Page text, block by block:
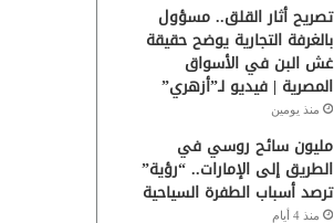
تصريح أثار القلق.. مسؤول
بالغرفة التجارية يوضح حقيقة
غش البن في الأسواق
المصرية | فيديو لـ”أزهري”
منذ يومين
مليون سائح روسي في
الطريق إلى الإمارات.. “رؤية”
ترصد أسباب الطفرة السياحية
منذ 4 أيام